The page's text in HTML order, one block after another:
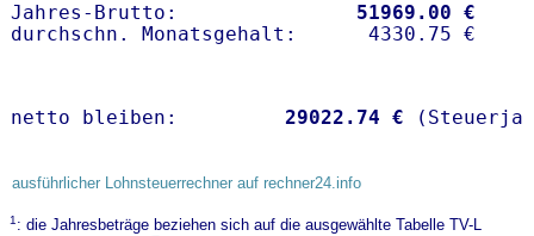
Jahres-Brutto: 51969.00 €
netto bleiben: 29022.74 €
ausführlicher Lohnsteuerrechner auf rechner24.info
1: die Jahresbeträge beziehen sich auf die ausgewählte Tabelle TV-L